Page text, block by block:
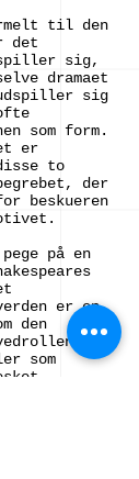
til den
det
sig,
dramaet
sig
som form.
er
to
der
beskueren
på en
er en
den
i
som